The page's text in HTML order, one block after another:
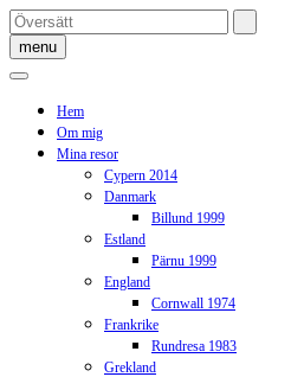
Skip
to
content
menu
Hem
Om mig
Mina resor
Cypern 2014
Danmark
Billund 1999
Estland
Pärnu 1999
England
Cornwall 1974
Frankrike
Rundresa 1983
Grekland